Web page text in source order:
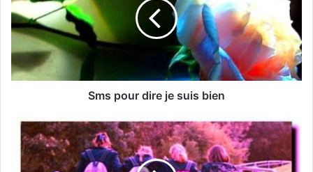
Sms pour dire je suis bien